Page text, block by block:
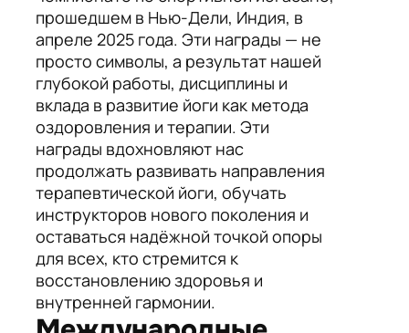
прошедшем в Нью-Дели, Индия, в
апреле 2025 года. Эти награды — не
просто символы, а результат нашей
глубокой работы, дисциплины и
вклада в развитие йоги как метода
оздоровления и терапии. Эти
награды вдохновляют нас
продолжать развивать направления
терапевтической йоги, обучать
инструкторов нового поколения и
оставаться надёжной точкой опоры
для всех, кто стремится к
восстановлению здоровья и
внутренней гармонии.